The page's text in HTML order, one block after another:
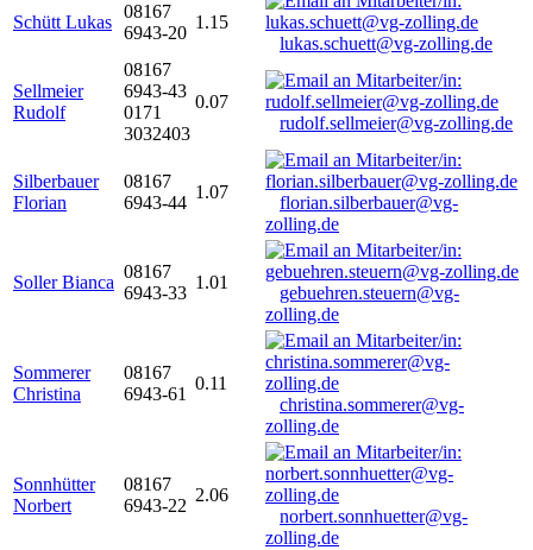
Schütt Lukas
08167
6943-20
1.15
lukas.schuett@vg-zolling.de
Sellmeier
Rudolf
08167
6943-43
0171
3032403
0.07
rudolf.sellmeier@vg-zolling.de
Silberbauer
Florian
08167
6943-44
1.07
florian.silberbauer@vg-
zolling.de
Soller Bianca
08167
6943-33
1.01
gebuehren.steuern@vg-
zolling.de
Sommerer
Christina
08167
6943-61
0.11
christina.sommerer@vg-
zolling.de
Sonnhütter
Norbert
08167
6943-22
2.06
norbert.sonnhuetter@vg-
zolling.de